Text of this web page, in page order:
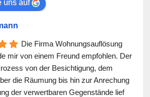
uns auf
Die Firma Wohnungsauflösung
mir von einem Freund empfohlen. Der
von der Besichtigung, dem
die Räumung bis hin zur Anrechung
der verwertbaren Gegenstände lief